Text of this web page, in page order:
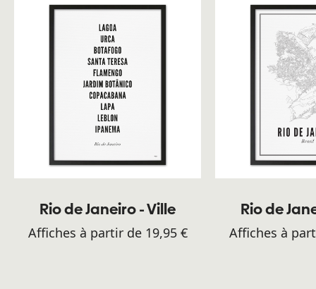
Rio de Janeiro - Ville
Affiches à partir de 19,95 €
Rio de
Affiches à